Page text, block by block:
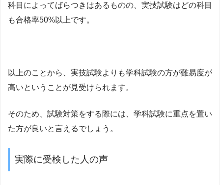
科目によってばらつきはあるものの、実技試験はどの科目
も合格率50%以上です。
以上のことから、実技試験よりも学科試験の方が難易度が
高いということが見受けられます。
そのため、試験対策をする際には、学科試験に重点を置い
た方が良いと言えるでしょう。
実際に受検した人の声